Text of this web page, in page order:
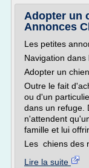
Adopter un
Annonces
Les petites
Navigation dans
Adopter un
Outre le fait
ou d'un
dans un refuge.
n'attendent
famille et lui
Les chiens des
Lire la suite